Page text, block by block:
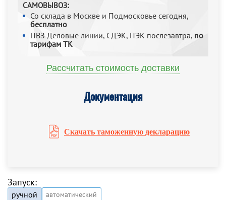
САМОВЫВОЗ:
Со склада в Москве и Подмосковье сегодня,
бесплатно
ПВЗ Деловые линии, СДЭК, ПЭК послезавтра, по
тарифам ТК
Рассчитать стоимость доставки
Документация
Скачать таможенную декларацию
Запуск:
ручной автоматический